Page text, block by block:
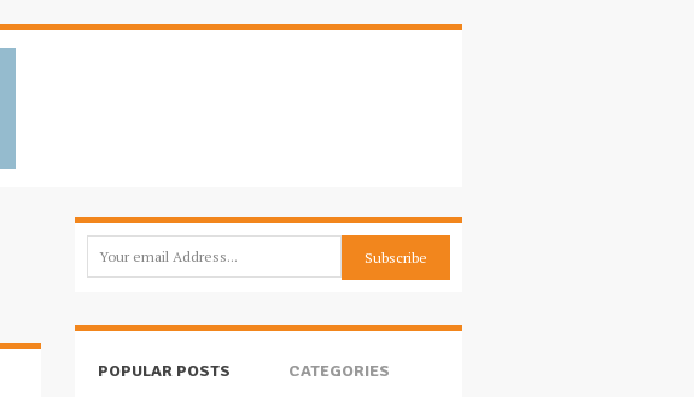
POPULAR POSTS CATEGORIES